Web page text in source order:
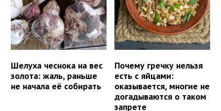
Шелуха чеснока на вес
золота: жаль, раньше
не начала её собирать
Почему гречку нельзя
есть с яйцами:
оказывается, многие не
догадываются о таком
запрете